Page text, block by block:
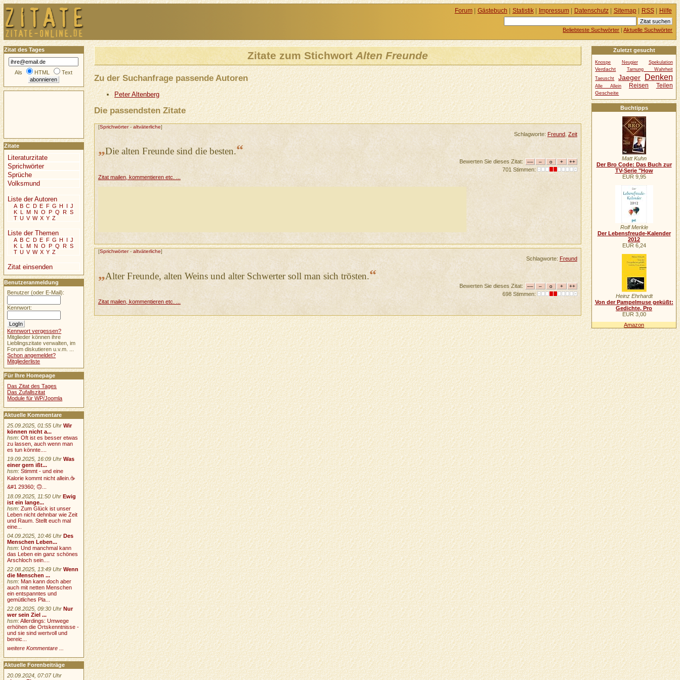
Zitate zum StichwortAlten Freunde
Zu der Suchanfrage passende Autoren
Peter Altenberg
Die passendsten Zitate
[Sprichwörter- altväterliche]
Schlagworte: Freund, Zeit
„Die alten Freunde sind die besten.“
Bewerten Sie dieses Zitat:
701 Stimmen:
Zitat mailen, kommentieren etc. ...
[Sprichwörter- altväterliche]
Schlagworte: Freund
„Alter Freunde, alten Weins und alter Schwerter soll man sich trösten.“
Bewerten Sie dieses Zitat:
698 Stimmen:
Zitat mailen, kommentieren etc. ...
Zuletzt gesucht
Knospe Neugier Spekulation
Verdacht
Tarnung Wahrheit
Taeuscht
Jaeger Denken
Alle Allein Reisen Teilen
Gescheite
Buchtipps
Matt Kuhn
Der Bro Code: Das Buch zur
TV-Serie "How
EUR 9,95
Rolf Merkle
Der Lebensfreude-Kalender
2012
EUR 6,24
Heinz Ehrhardt
Von der Pampelmuse geküßt:
Gedichte, Pro
EUR 3,00
Amazon
Zitat des Tages
Als HTML Text
Zitate
Literaturzitate
Sprichwörter
Sprüche
Volksmund
Liste der Autoren
A B C D E F G H I J
K L M N O P Q R S
T U V W X Y Z
Liste der Themen
A B C D E F G H I J
K L M N O P Q R S
T U V W X Y Z
Zitat einsenden
Benutzeranmeldung
Benutzer (oder E-Mail):
Kennwort:
Kennwort vergessen?
Mitglieder können ihre
Lieblingszitate verwalten, im
Forum diskutieren u.v.m. ...
Schon angemeldet?
Mitgliederliste
Für Ihre Homepage
Das Zitat des Tages
Das Zufallszitat
Module für WP/Joomla
Aktuelle Kommentare
25.09.2025, 01:55 Uhr Wir
können nicht a...
hsm:Oft ist es besser etwas
zu lassen, auch wenn man
es tun könnte....
19.09.2025, 16:09 Uhr Was
einer gern ißt...
hsm:Stimmt - und eine
Kalorie kommt nicht allein.☕
&#1 29360; 🙃...
18.09.2025, 11:50 Uhr Ewig
ist ein lange...
hsm:Zum Glück ist unser
Leben nicht dehnbar wie Zeit
und Raum. Stellt euch mal
eine...
04.09.2025, 10:46 Uhr Des
Menschen Leben...
hsm:Und manchmal kann
das Leben ein ganz schönes
Arschloch sein....
22.08.2025, 13:49 Uhr Wenn
die Menschen ...
hsm:Man kann doch aber
auch mit netten Menschen
ein entspanntes und
gemütliches Pla...
22.08.2025, 09:30 Uhr Nur
wer sein Ziel ...
hsm:Allerdings: Umwege
erhöhen die Ortskenntnisse -
und sie sind wertvoll und
bereic...
weitere Kommentare ...
Aktuelle Forenbeiträge
20.09.2024, 07:07 Uhr
Forum| Gästebuch | Statistik| Impressum| Datenschutz| Sitemap| RSS| Hilfe
Beliebteste Suchwörter |Aktuelle Suchwörter